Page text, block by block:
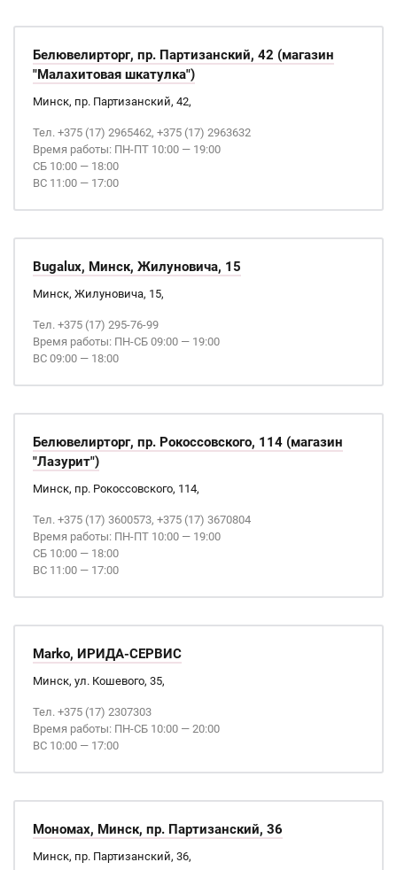
Белювелирторг, пр. Партизанский, 42 (магазин
"Малахитовая шкатулка")
Минск, пр. Партизанский, 42,
Тел. +375 (17) 2965462, +375 (17) 2963632
Время работы: ПН-ПТ 10:00 — 19:00
СБ 10:00 — 18:00
ВС 11:00 — 17:00
Bugalux, Минск, Жилуновича, 15
Минск, Жилуновича, 15,
Тел. +375 (17) 295-76-99
Время работы: ПН-СБ 09:00 — 19:00
ВС 09:00 — 18:00
Белювелирторг, пр. Рокоссовского, 114 (магазин
"Лазурит")
Минск, пр. Рокоссовского, 114,
Тел. +375 (17) 3600573, +375 (17) 3670804
Время работы: ПН-ПТ 10:00 — 19:00
СБ 10:00 — 18:00
ВС 11:00 — 17:00
Marko, ИРИДА-СЕРВИС
Минск, ул. Кошевого, 35,
Тел. +375 (17) 2307303
Время работы: ПН-СБ 10:00 — 20:00
ВС 10:00 — 17:00
Мономах, Минск, пр. Партизанский, 36
Минск, пр. Партизанский, 36,